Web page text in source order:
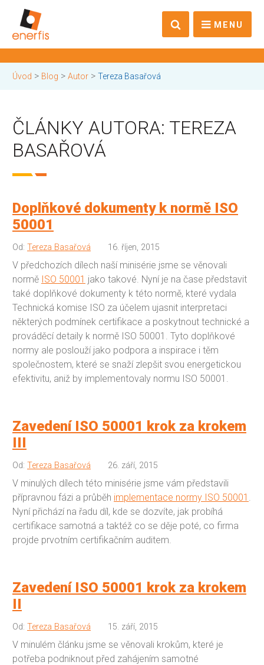
MENU
Úvod > Blog > Autor > Tereza Basařová
ČLÁNKY AUTORA: TEREZA
BASAŘOVÁ
Doplňkové dokumenty k normě ISO
50001
Od: Tereza Basařová 16. říjen, 2015
V předchozích dílech naší minisérie jsme se věnovali
normě ISO 50001 jako takové. Nyní je na čase představit
také doplňkové dokumenty k této normě, které vydala
Technická komise ISO za účelem ujasnit interpretaci
některých podmínek certifikace a poskytnout technické a
prováděcí detaily k normě ISO 50001. Tyto doplňkové
normy ale poslouží jako podpora a inspirace i těm
společnostem, které se snaží zlepšit svou energetickou
efektivitu, aniž by implementovaly normu ISO 50001.
Zavedení ISO 50001 krok za krokem
III
Od: Tereza Basařová 26. září, 2015
V minulých dílech této minisérie jsme vám představili
přípravnou fázi a průběh implementace normy ISO 50001
Nyní přichází na řadu díl, kde se dozvíte, jak probíhá
certifikace samotná a taktéž co se děje poté, co firma
projde prvotním certifikačním auditem.
Zavedení ISO 50001 krok za krokem
II
Od: Tereza Basařová 15. září, 2015
V minulém článku jsme se věnovali krokům, které je
potřeba podniknout před zahájením samotné